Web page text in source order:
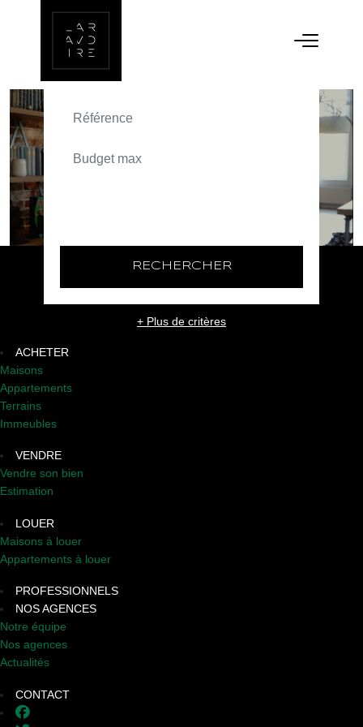
ACHETER
TEXT_SEARCH_SELECTIONNEZ
RECHERCHER
+ Plus de critères
ACHETER
Maisons
Appartements
Terrains
Immeubles
VENDRE
Vendre son bien
Estimation
LOUER
Maisons à louer
Appartements à louer
PROFESSIONNELS
NOS AGENCES
Notre équipe
Nos agences
Actualités
CONTACT